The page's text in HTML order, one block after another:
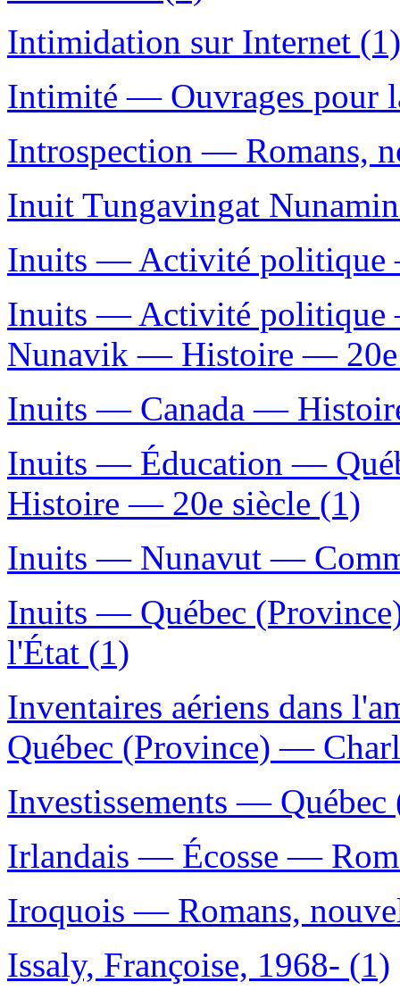
Intimidation sur Internet (1)
Intimité — Ouvrages pour
Introspection — Romans,
Inuit Tungavingat
Inuits — Activité politique
Inuits — Activité
Nunavik — Histoire — 20e
Inuits — Canada —
Inuits — Éducation —
Histoire — 20e siècle (1)
Inuits — Nunavut —
Inuits — Québec
l'État (1)
Inventaires aériens dans
Québec (Province) —
Investissements —
Irlandais — Écosse —
Iroquois — Romans,
Issaly, Françoise, 1968- (1)